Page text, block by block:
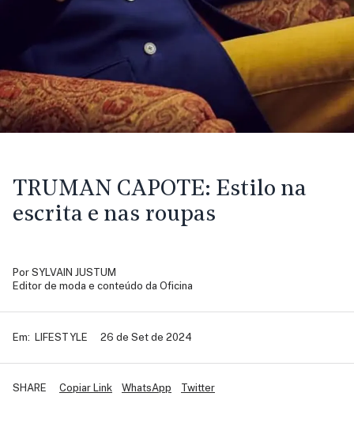
TRUMAN CAPOTE: Estilo na
escrita e nas roupas
Por SYLVAIN JUSTUM
Editor de moda e conteúdo da Oficina
Em: LIFESTYLE 26 de Set de 2024
Copiar Link WhatsApp Twitter
SHARE